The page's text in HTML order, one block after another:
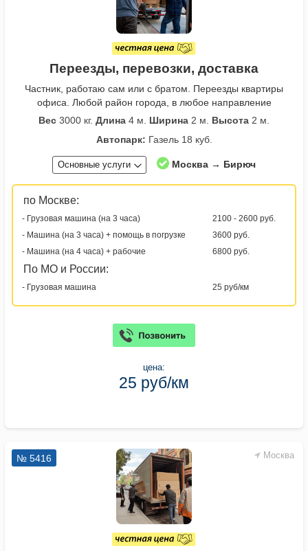
Переезды, перевозки, доставка
Частник, работаю сам или с братом. Переезды квартиры
офиса. Любой район города, в любое направление
Вес 3000 кг. Длина 4 м. Ширина 2 м. Высота 2 м.
Автопарк: Газель 18 куб.
Основные услуги Москва → Бирюч
по Москве:
- Грузовая машина (на 3 часа)
2100 - 2600 руб.
- Машина (на 3 часа) + помощь в погрузке
3600 руб.
- Машина (на 4 часа) + рабочие
6800 руб.
По МО и России:
- Грузовая машина 25 руб/км
цена:
25 руб/км
Москва
№ 5416